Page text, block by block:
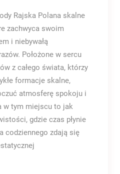
Rajska Polana skalne
zachwyca swoim
i niebywałą
Położone w sercu
z całego świata, którzy
formacje skalne,
atmosferę spokoju i
w tym miejscu to jak
gdzie czas płynie
codziennego zdają się